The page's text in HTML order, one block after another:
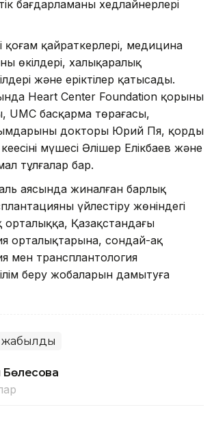
бағдарламаның хедлайнерлері
қоғам қайраткерлері, медицина
өкілдері, халықаралық
және еріктілер қатысады.
Heart Center Foundation қорының
UMC басқарма төрағасы,
докторы Юрий Пя, қордың
мүшесі Әлішер Елікбаев және
тұлғалар бар.
аясында жиналған барлық
үйлестіру жөніндегі
орталыққа, Қазақстандағы
орталықтарына, сондай-ақ
мен трансплантология
беру жобаларын дамытуға